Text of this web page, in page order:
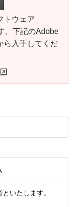
トウェア
。下記のAdobe
ら入手してくだ